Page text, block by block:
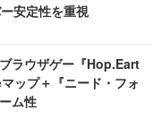
安定性を重視
ラウザゲー『Hop.Eart
ップ＋『ニード・フォ
ム性